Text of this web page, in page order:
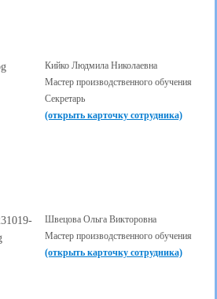
Кийко Людмила Николаевна
Мастер производственного обучения
Секретарь
(открыть карточку сотрудника)
Швецова Ольга Викторовна
Мастер производственного обучения
(открыть карточку сотрудника)